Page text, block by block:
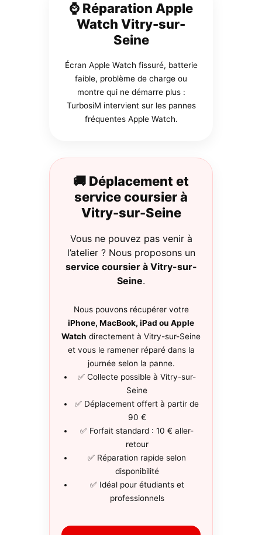
⌚ Réparation Apple
Watch Vitry-sur-
Seine
Écran Apple Watch fissuré, batterie
faible, problème de charge ou
montre qui ne démarre plus :
TurbosiM intervient sur les pannes
fréquentes Apple Watch.
🚚 Déplacement et
service coursier à
Vitry-sur-Seine
Vous ne pouvez pas venir à
l’atelier ? Nous proposons un
service coursier à Vitry-sur-
Seine.
Nous pouvons récupérer votre
iPhone, MacBook, iPad ou Apple
Watch directement à Vitry-sur-Seine
et vous le ramener réparé dans la
journée selon la panne.
✅ Collecte possible à Vitry-sur-
Seine
✅ Déplacement offert à partir de
90 €
✅ Forfait standard : 10 € aller-
retour
✅ Réparation rapide selon
disponibilité
✅ Idéal pour étudiants et
professionnels